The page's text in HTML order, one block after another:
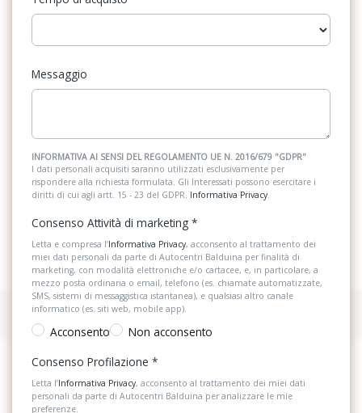
Messaggio
INFORMATIVA AI SENSI DEL REGOLAMENTO UE N. 2016/679 "GDPR"
I dati personali acquisiti saranno utilizzati esclusivamente per
rispondere alla richiesta formulata. Gli Interessati possono esercitare i
diritti di cui agli artt. 15 - 23 del GDPR. Informativa Privacy.
Consenso Attività di marketing *
Letta e compresa l’Informativa Privacy, acconsento al trattamento dei
miei dati personali da parte di Autocentri Balduina per finalità di
marketing, con modalità elettroniche e/o cartacee, e, in particolare, a
mezzo posta ordinaria o email, telefono (es. chiamate automatizzate,
SMS, sistemi di messaggistica istantanea), e qualsiasi altro canale
informatico (es. siti web, mobile app).
Acconsento
Non acconsento
Consenso Profilazione *
Letta l’Informativa Privacy, acconsento al trattamento dei miei dati
personali da parte di Autocentri Balduina per analizzare le mie
preferenze.